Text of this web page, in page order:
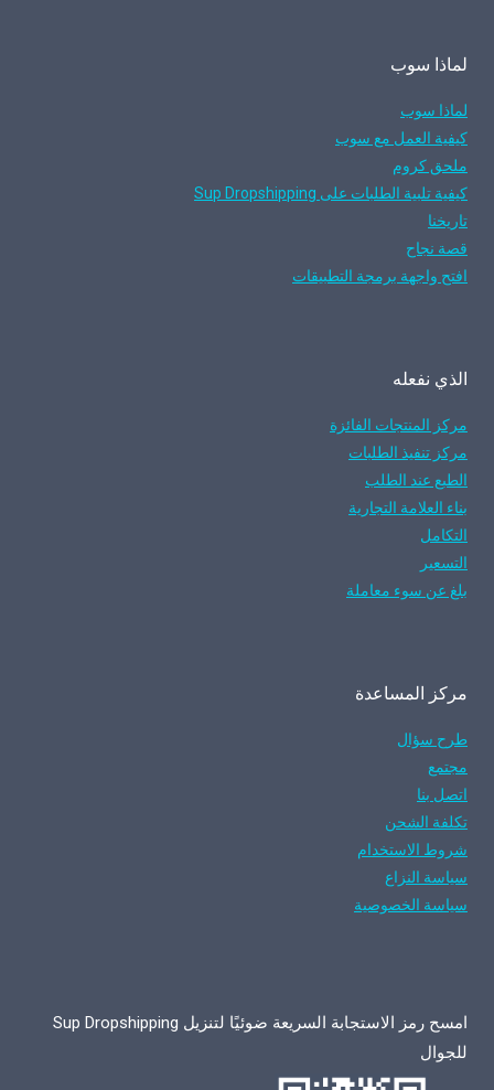
لماذا سوب
لماذا سوب
كيفية العمل مع سوب
ملحق كروم
كيفية تلبية الطلبات على Sup Dropshipping
تاريخنا
قصة نجاح
افتح واجهة برمجة التطبيقات
الذي نفعله
مركز المنتجات الفائزة
مركز تنفيذ الطلبات
الطبع عند الطلب
بناء العلامة التجارية
التكامل
التسعير
بلغ عن سوء معاملة
مركز المساعدة
طرح سؤال
مجتمع
اتصل بنا
تكلفة الشحن
شروط الاستخدام
سياسة النزاع
سياسة الخصوصية
امسح رمز الاستجابة السريعة ضوئيًا لتنزيل Sup Dropshipping
للجوال